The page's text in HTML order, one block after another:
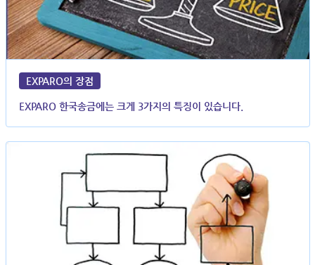
EXPARO의 장점
EXPARO 한국송금에는 크게 3가지의 특징이 있습니다.